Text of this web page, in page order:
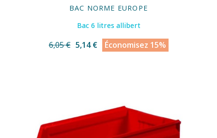
BAC NORME EUROPE
Bac 6 litres allibert
6,05 € 5,14 € Économisez 15%